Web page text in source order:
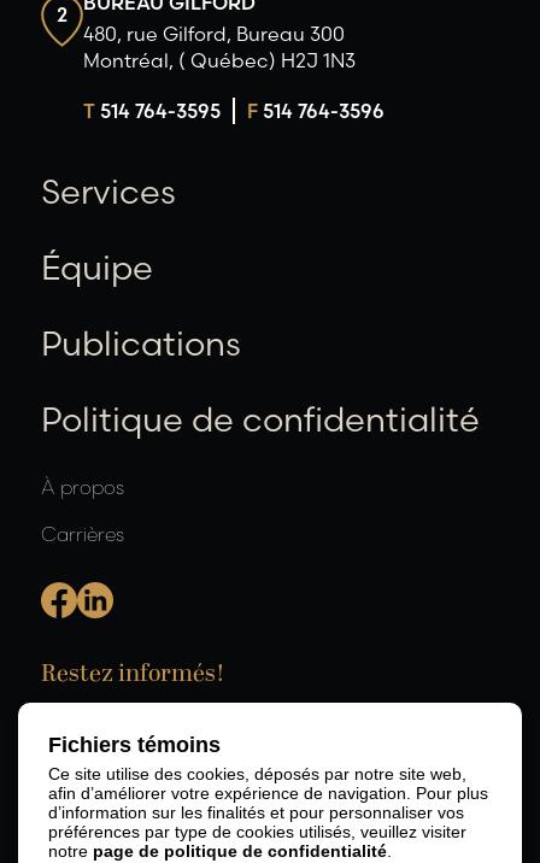
2
480, rue Gilford, Bureau 300
Montréal, ( Québec) H2J 1N3
T514 764-3595 F514 764-3596
Services
Équipe
Publications
Politique de confidentialité
À propos
Carrières
Restez informés!
Fichiers témoins
Ce site utilise des cookies, déposés par notre site web,
afin d’améliorer votre expérience de navigation. Pour plus
d’information sur les finalités et pour personnaliser vos
préférences par type de cookies utilisés, veuillez visiter
notre page de politique de confidentialité